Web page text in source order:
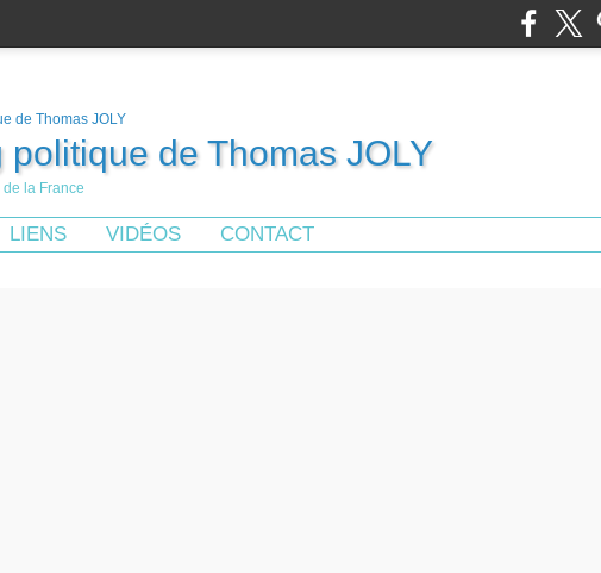
politique de Thomas JOLY
la France
LIENS VIDÉOS CONTACT